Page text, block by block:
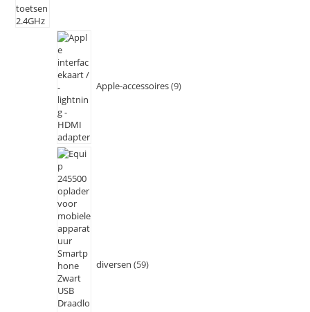
Apple-accessoires 9
diversen 59